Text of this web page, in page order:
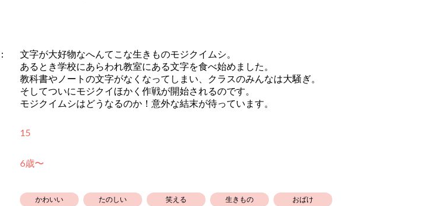
文字が大好物なへんてこな生きものモジクイムシ。
あるとき学校にあらわれ教室にある文字を食べ始めました。
教科書やノートの文字がなくなってしまい、クラスのみんなは大騒ぎ。
そしてついにモジクイほかく作戦が開始されるのです。
モジクイムシはどうなるのか！意外な結末が待っています。
15
6歳〜
かわいい たのしい 笑える 生きもの おばけ